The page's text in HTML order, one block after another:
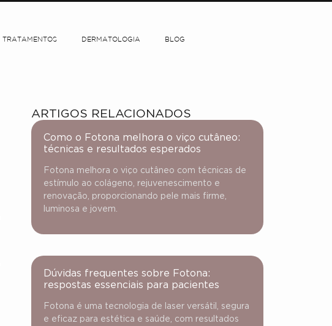
TRATAMENTOS DERMATOLOGIA BLOG
ARTIGOS RELACIONADOS
Como o Fotona melhora o viço cutâneo:
técnicas e resultados esperados
Fotona melhora o viço cutâneo com técnicas de
estímulo ao colágeno, rejuvenescimento e
renovação, proporcionando pele mais firme,
luminosa e jovem.
Dúvidas frequentes sobre Fotona:
respostas essenciais para pacientes
Fotona é uma tecnologia de laser versátil, segura
e eficaz para estética e saúde, com resultados